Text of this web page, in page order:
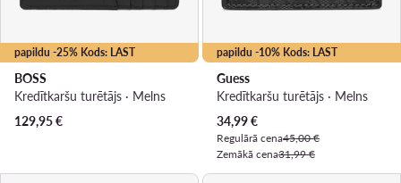
papildu -25% Kods: LAST
BOSS
Kredītkaršu turētājs · Melns
129,95€
papildu -10% Kods: LAST
Guess
Kredītkaršu turētājs · Melns
Pašreizējā cena
34,99€
Regulārā cena45,00 €
Zemākā cena31,99 €